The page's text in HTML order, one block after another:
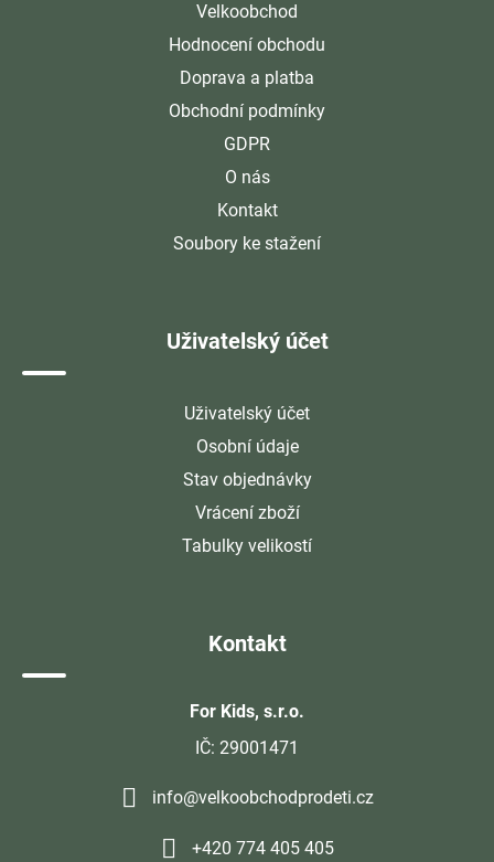
Velkoobchod
Hodnocení obchodu
Doprava a platba
Obchodní podmínky
GDPR
O nás
Kontakt
Soubory ke stažení
Uživatelský účet
Uživatelský účet
Osobní údaje
Stav objednávky
Vrácení zboží
Tabulky velikostí
Kontakt
For Kids, s.r.o.
IČ: 29001471
info@velkoobchodprodeti.cz
+420 774 405 405